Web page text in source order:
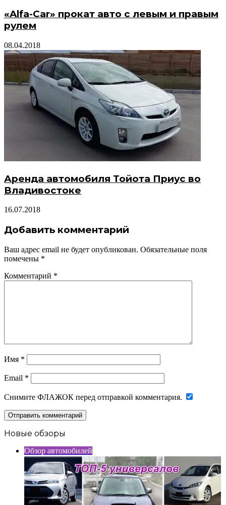
«Alfa-Car» прокат авто с левым и правым
рулем
08.04.2018
Аренда автомобиля Тойота Приус во
Владивостоке
16.07.2018
Добавить комментарий
Ваш адрес email не будет опубликован. Обязательные поля
помечены *
Комментарий *
Имя *
Email *
Снимите ФЛАЖОК перед отправкой комментария.
Новые обзоры
Обзор автомобилей